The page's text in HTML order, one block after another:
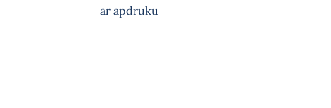
ar apdruku